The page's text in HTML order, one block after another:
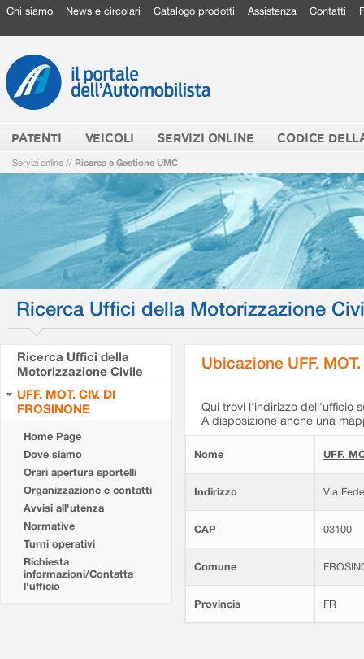
Chi siamo News e circolari Catalogo prodotti Assistenza Contatti
PATENTI VEICOLI SERVIZI ONLINE CODICE
Servizi online // Ricerca e Gestione UMC
Ricerca Uffici della Motorizzazione
Ricerca Uffici della
Motorizzazione Civile
UFF. MOT. CIV. DI
FROSINONE
Home Page
Dove siamo
Orari apertura sportelli
Organizzazione e contatti
Avvisi all'utenza
Normative
Turni operativi
Richiesta
informazioni/Contatta
l'ufficio
Ubicazione UFF.
Qui trovi l'indirizzo dell'ufficio
A disposizione anche una
Nome UFF.
Indirizzo Via
CAP 03100
Comune
Provincia FR